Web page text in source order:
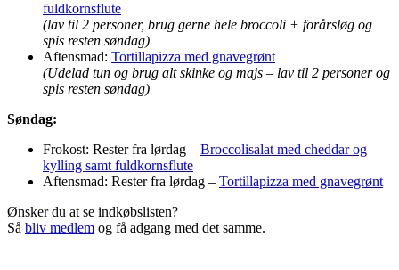
fuldkornsflute
(lav til 2 personer, brug gerne hele broccoli + forårsløg og
spis resten søndag)
Aftensmad: Tortillapizza med gnavegrønt
(Udelad tun og brug alt skinke og majs – lav til 2 personer og
spis resten søndag)
Søndag:
Frokost: Rester fra lørdag – Broccolisalat med cheddar og
kylling samt fuldkornsflute
Aftensmad: Rester fra lørdag – Tortillapizza med gnavegrønt
Ønsker du at se indkøbslisten?
Så bliv medlem og få adgang med det samme.